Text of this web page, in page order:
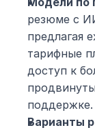
резюме с
предлагая
тарифные
доступ к
поддержке.
Варианты